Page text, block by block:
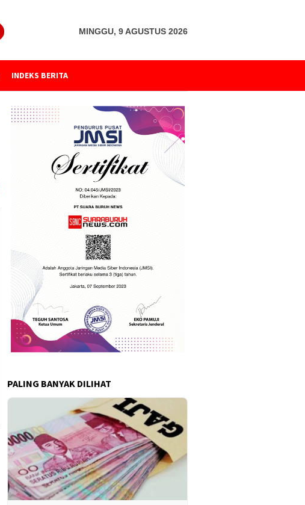
MINGGU, 9 AGUSTUS 2026
INDEKS BERITA
PALING BANYAK DILIHAT